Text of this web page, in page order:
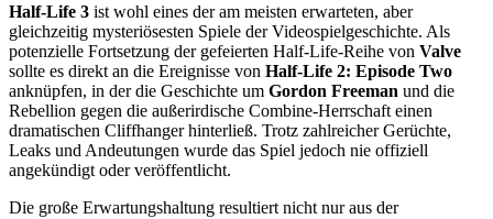
Half-Life 3 ist wohl eines der am meisten erwarteten, aber
gleichzeitig mysteriösesten Spiele der Videospielgeschichte. Als
potenzielle Fortsetzung der gefeierten Half-Life-Reihe von Valve
sollte es direkt an die Ereignisse von Half-Life 2: Episode Two
anknüpfen, in der die Geschichte um Gordon Freeman und die
Rebellion gegen die außerirdische Combine-Herrschaft einen
dramatischen Cliffhanger hinterließ. Trotz zahlreicher Gerüchte,
Leaks und Andeutungen wurde das Spiel jedoch nie offiziell
angekündigt oder veröffentlicht.
Die große Erwartungshaltung resultiert nicht nur aus der